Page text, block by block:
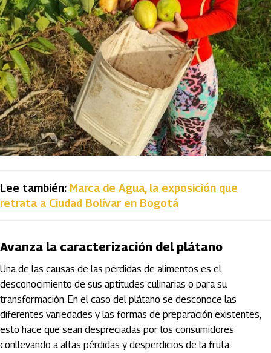
Lee también: Marca de Agua, la exposición que
retrata a Ciudad Bolívar en Bogotá
Avanza la caracterización del plátano
Una de las causas de las pérdidas de alimentos es el
desconocimiento de sus aptitudes culinarias o para su
transformación. En el caso del plátano se desconoce las
diferentes variedades y las formas de preparación existentes,
esto hace que sean despreciadas por los consumidores
conllevando a altas pérdidas y desperdicios de la fruta.